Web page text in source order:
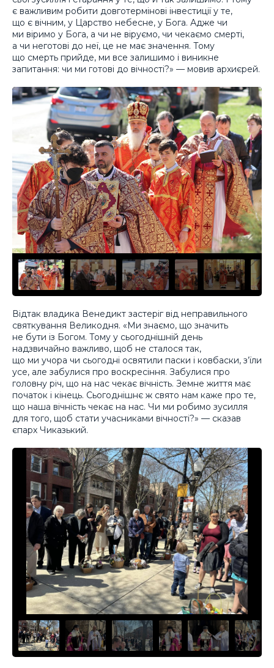
є важливим робити довготермінові інвестиції у те,
що є вічним, у Царство небесне, у Бога. Адже чи
ми віримо у Бога, а чи не віруємо, чи чекаємо смерті,
а чи неготові до неї, це не має значення. Тому
що смерть прийде, ми все залишимо і виникне
запитання: чи ми готові до вічності?» — мовив архиєрей.
Відтак владика Венедикт застеріг від неправильного
святкування Великодня. «Ми знаємо, що значить
не бути із Богом. Тому у сьогоднішній день
надзвичайно важливо, щоб не сталося так,
що ми учора чи сьогодні освятили паски і ковбаски, з’їли
усе, але забулися про воскресіння. Забулися про
головну річ, що на нас чекає вічність. Земне життя має
початок і кінець. Сьогоднішнє ж свято нам каже про те,
що наша вічність чекає на нас. Чи ми робимо зусилля
для того, щоб стати учасниками вічності?» — сказав
єпарх Чиказький.